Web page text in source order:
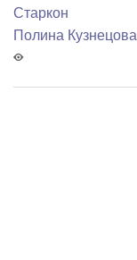
Старкон
Полина Кузнецова